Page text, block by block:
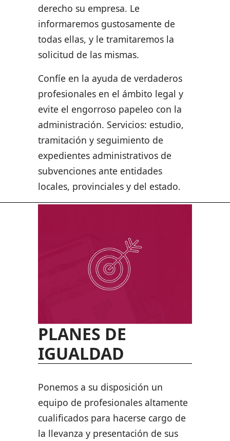
derecho su empresa. Le
informaremos gustosamente de
todas ellas, y le tramitaremos la
solicitud de las mismas.
Confíe en la ayuda de verdaderos
profesionales en el ámbito legal y
evite el engorroso papeleo con la
administración. Servicios: estudio,
tramitación y seguimiento de
expedientes administrativos de
subvenciones ante entidades
locales, provinciales y del estado.
PLANES DE
IGUALDAD
Ponemos a su disposición un
equipo de profesionales altamente
cualificados para hacerse cargo de
la llevanza y presentación de sus